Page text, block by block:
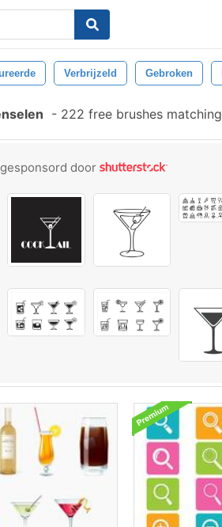
Verbrijzeld Gebroken
- 222 free brushes matching
door